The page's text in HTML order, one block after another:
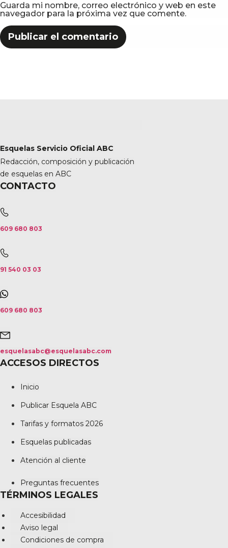
Guarda mi nombre, correo electrónico y web en este
navegador para la próxima vez que comente.
Esquelas Servicio Oficial ABC
Redacción, composición y publicación
de esquelas en ABC
CONTACTO
609 680 803
91 540 03 03
609 680 803
esquelasabc@esquelasabc.com
ACCESOS DIRECTOS
Inicio
Publicar Esquela ABC
Tarifas y formatos 2026
Esquelas publicadas
Atención al cliente
Preguntas frecuentes
TÉRMINOS LEGALES
Accesibilidad
Aviso legal
Condiciones de compra